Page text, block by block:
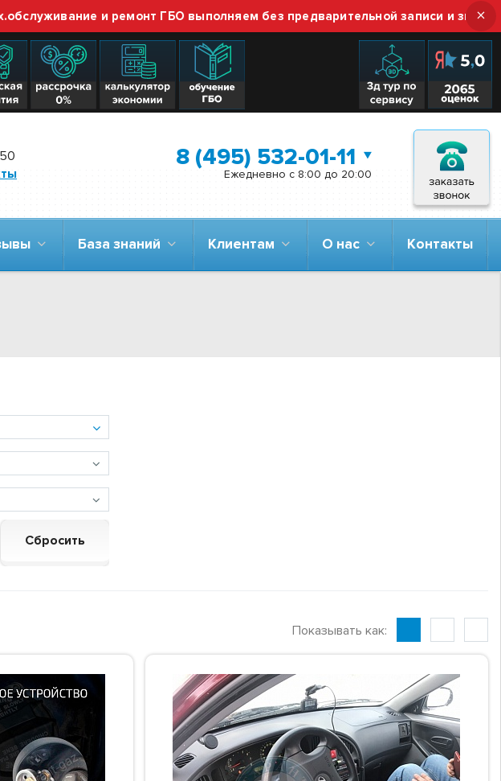
и ремонт ГБО выполняем без предварительной записи и звонка —×
8 (495) 532-01-11
Ежедневно с 8:00 до 20:00
База знаний Клиентам О нас Контакты
Показывать как: